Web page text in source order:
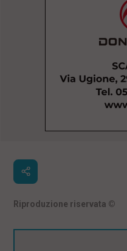
Riproduzione riservata ©